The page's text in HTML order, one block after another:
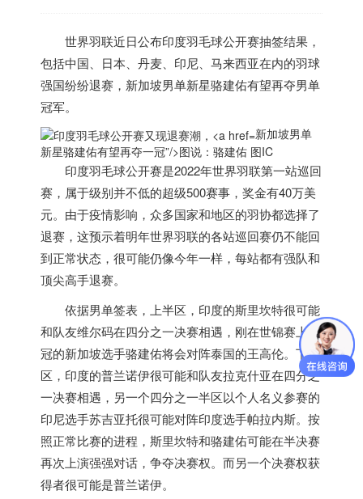
世界羽联近日公布印度羽毛球公开赛抽签结果，
包括中国、日本、丹麦、印尼、马来西亚在内的羽球
强国纷纷退赛， 新加坡男单新星骆建佑有望再夺男单
冠军。
新加坡男单
新星骆建佑有望再夺一冠”/>图说：骆建佑 图IC
印度羽毛球公开赛是2022年世界羽联第一站巡回
赛，属于级别并不低的超级500赛事，奖金有40万美
元。由于疫情影响，众多国家和地区的羽协都选择了
退赛，这预示着明年世界羽联的各站巡回赛仍不能回
到正常状态，很可能仍像今年一样，每站都有强队和
顶尖高手退赛。
依据男单签表，上半区，印度的斯里坎特很可能
和队友维尔码在四分之一决赛相遇，刚在世锦赛上夺
冠的新加坡选手骆建佑将会对阵泰国的王高伦。下半
区，印度的普兰诺伊很可能和队友拉克什亚在四分之
一决赛相遇，另一个四分之一半区以个人名义参赛的
印尼选手苏吉亚托很可能对阵印度选手帕拉内斯。按
照正常比赛的进程，斯里坎特和骆建佑可能在半决赛
再次上演强强对话，争夺决赛权。而另一个决赛权获
得者很可能是普兰诺伊。